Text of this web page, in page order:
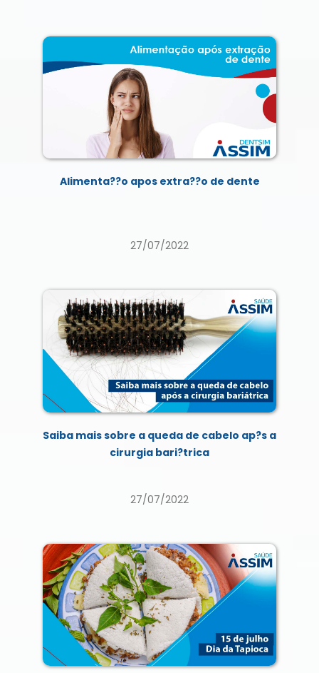
Alimenta??o apos extra??o de dente
27/07/2022
Saiba mais sobre a queda de cabelo ap?s a
cirurgia bari?trica
27/07/2022